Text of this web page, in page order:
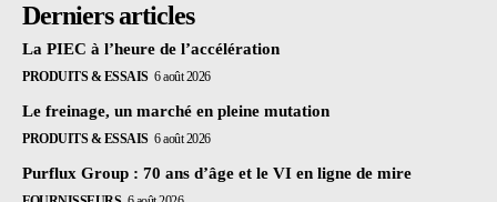
Derniers articles
La PIEC à l’heure de l’accélération
PRODUITS & ESSAIS 6 août 2026
Le freinage, un marché en pleine mutation
PRODUITS & ESSAIS 6 août 2026
Purflux Group : 70 ans d’âge et le VI en ligne de mire